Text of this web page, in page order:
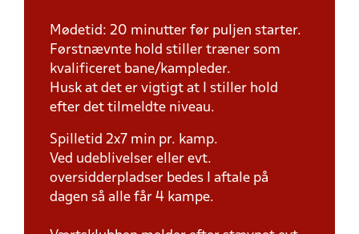
Mødetid: 20 minutter før puljen starter.
Førstnævnte hold stiller træner som
kvalificeret bane/kampleder.
Husk at det er vigtigt at I stiller hold
efter det tilmeldte niveau.
Spilletid 2x7 min pr. kamp.
Ved udeblivelser eller evt.
oversidderpladser bedes I aftale på
dagen så alle får 4 kampe.